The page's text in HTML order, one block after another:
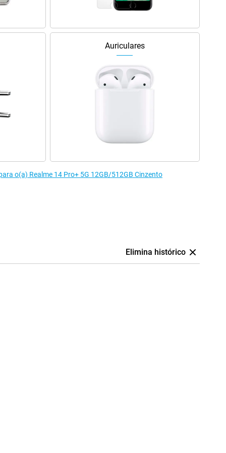
Auriculares
o(a) Realme 14 Pro+ 5G 12GB/512GB Cinzento
Elimina histórico